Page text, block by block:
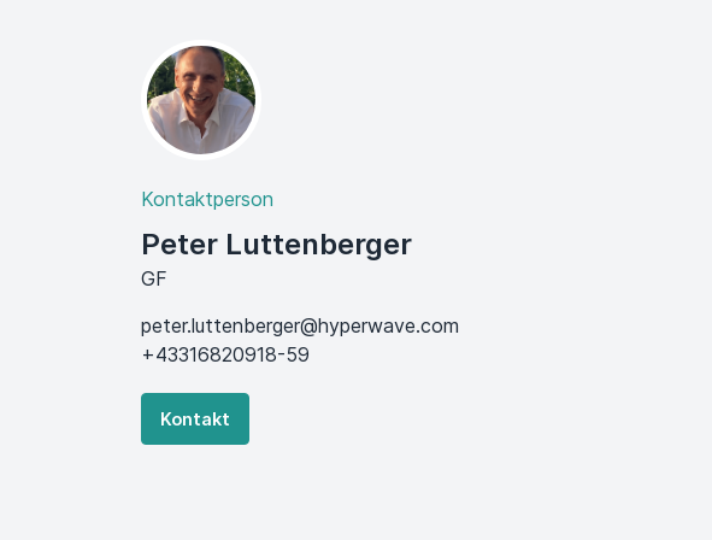
Kontaktperson
Peter Luttenberger
GF
peter.luttenberger@hyperwave.com
+43316820918-59
Kontakt